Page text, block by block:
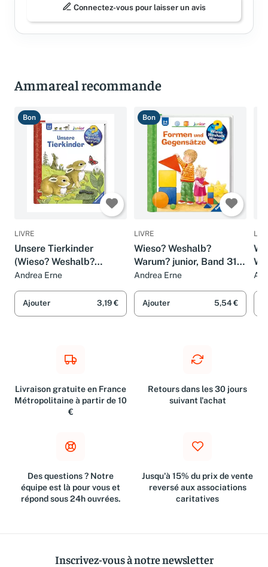
Connectez-vous pour laisser un avis
Ammareal recommande
Bon
LIVRE
Unsere Tierkinder
(Wieso? Weshalb?
Warum? junior, Band 15)
Andrea Erne
Ajouter 3,19 €
Bon
LIVRE
Wieso? Weshalb?
Warum? junior, Band 31:
Formen und Gegensätze
Andrea Erne
Ajouter 5,54 €
Livraison gratuite en France
Métropolitaine à partir de 10
€
Retours dans les 30 jours
suivant l'achat
Des questions ? Notre
équipe est là pour vous et
répond sous 24h ouvrées.
Jusqu'à 15% du prix de vente
reversé aux associations
caritatives
Inscrivez-vous à notre newsletter